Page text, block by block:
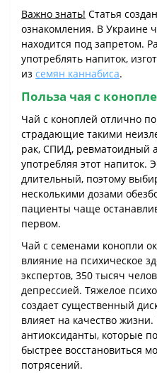
Важно знать! Статья
ознакомления. В Украине
находится под запретом.
употреблять напиток,
из семян каннабиса.
Польза чая с
Чай с коноплей отлично
страдающие такими
рак, СПИД, ревматоидный
употребляя этот напиток.
длительный, поэтому
несколькими дозами
пациенты чаще
первом.
Чай с семенами конопли
влияние на психическое
экспертов, 350 тысяч
депрессией. Тяжелое
создает существенный
влияет на качество
антиоксиданты, которые
быстрее восстановиться
потрясений.